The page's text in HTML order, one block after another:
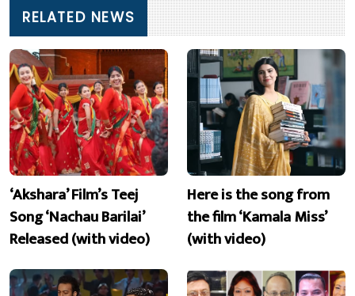
RELATED NEWS
‘Akshara’ Film’s Teej
Song ‘Nachau Barilai’
Released (with video)
Here is the song from
the film ‘Kamala Miss’
(with video)